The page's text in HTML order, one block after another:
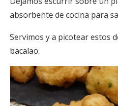
absorbente de cocina para
Servimos y a picotear estos
bacalao.